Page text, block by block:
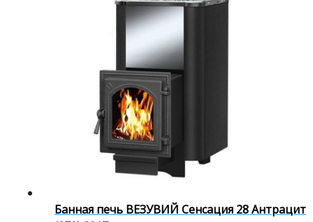
Банная печь ВЕЗУВИЙ Сенсация 28 Антрацит